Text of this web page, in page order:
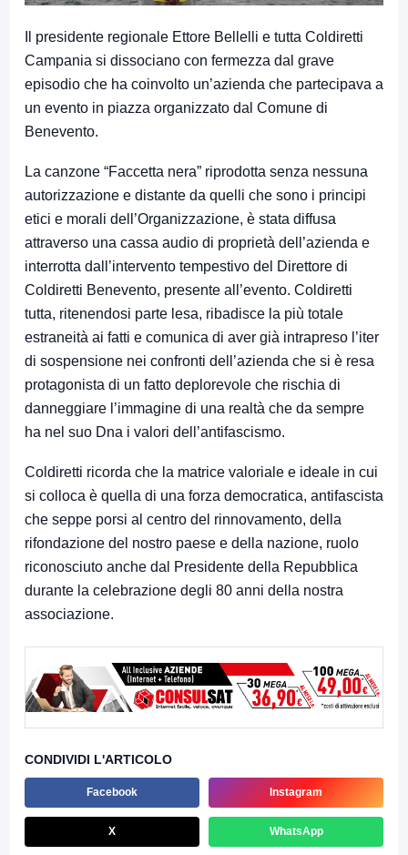
Il presidente regionale Ettore Bellelli e tutta Coldiretti
Campania si dissociano con fermezza dal grave
episodio che ha coinvolto un’azienda che partecipava a
un evento in piazza organizzato dal Comune di
Benevento.
La canzone “Faccetta nera” riprodotta senza nessuna
autorizzazione e distante da quelli che sono i principi
etici e morali dell’Organizzazione, è stata diffusa
attraverso una cassa audio di proprietà dell’azienda e
interrotta dall’intervento tempestivo del Direttore di
Coldiretti Benevento, presente all’evento. Coldiretti
tutta, ritenendosi parte lesa, ribadisce la più totale
estraneità ai fatti e comunica di aver già intrapreso l’iter
di sospensione nei confronti dell’azienda che si è resa
protagonista di un fatto deplorevole che rischia di
danneggiare l’immagine di una realtà che da sempre
ha nel suo Dna i valori dell’antifascismo.
Coldiretti ricorda che la matrice valoriale e ideale in cui
si colloca è quella di una forza democratica, antifascista
che seppe porsi al centro del rinnovamento, della
rifondazione del nostro paese e della nazione, ruolo
riconosciuto anche dal Presidente della Repubblica
durante la celebrazione degli 80 anni della nostra
associazione.
CONDIVIDI L'ARTICOLO
Facebook Instagram
X WhatsApp